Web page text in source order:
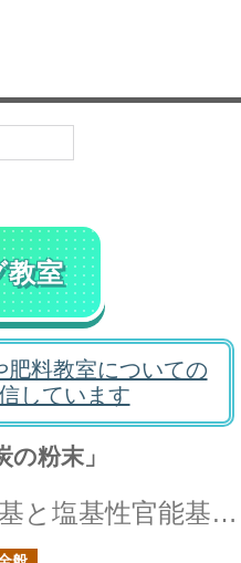
教室
料教室についての
しています
粉末」
炭における酸性官能基と塩基性官能基は何だ？